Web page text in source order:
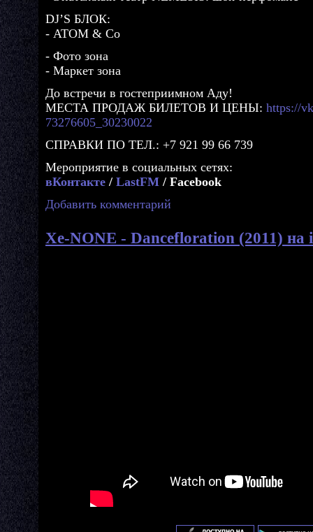
DJ’S БЛОК:
- ATOM & Co
- Фото зона
- Маркет зона
До встречи в гостеприимном Аду!
МЕСТА ПРОДАЖ БИЛЕТОВ И ЦЕНЫ: https://
73276605_30230022
СПРАВКИ ПО ТЕЛ.: +7 921 99 66 739
Мероприятие в социальных сетях:
вКонтакте / LastFM / Facebook
Добавить комментарий
Xe-NONE - Dancefloration (2011) на